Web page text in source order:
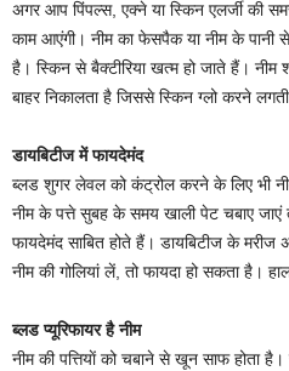
अगर आप पिंपल्स, एक्ने या स्किन एलर्जी की
काम आएंगी। नीम का फेसपैक या नीम के पानी
है। स्‍क‍िन से बैक्टीरिया खत्म हो जाते हैं। नीम
बाहर निकालता है जिससे स्किन ग्लो करने
डायबिटीज में फायदेमंद
ब्लड शुगर लेवल को कंट्रोल करने के ल‍िए भी
नीम के पत्ते सुबह के समय खाली पेट चबाए जाएं
फायदेमंद साबित होते हैं। डायबिटीज के मरीज
नीम की गोलियां लें, तो फायदा हो सकता है।
ब्लड प्यूरिफायर है नीम
नीम की पत्तियाें को चबाने से खून साफ होता